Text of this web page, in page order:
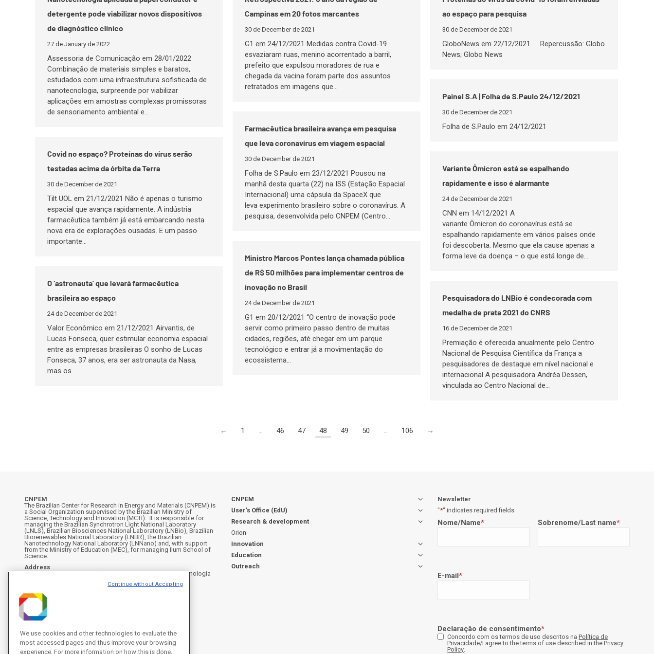
detergente pode viabilizar novos dispositivos
de diagnóstico clínico
27 de January de 2022
Assessoria de Comunicação em 28/01/2022
Combinação de materiais simples e baratos,
estudados com uma infraestrutura sofisticada de
nanotecnologia, surpreende por viabilizar
aplicações em amostras complexas promissoras
de sensoriamento ambiental e…
Campinas em 20 fotos marcantes
30 de December de 2021
G1 em 24/12/2021 Medidas contra Covid-19
esvaziaram ruas, menino acorrentado a barril,
prefeito que expulsou moradores de rua e
chegada da vacina foram parte dos assuntos
retratados em imagens que…
ao espaço para pesquisa
30 de December de 2021
GloboNews em 22/12/2021 Repercussão: Globo
News; Globo News
Painel S.A | Folha de S.Paulo 24/12/2021
30 de December de 2021
Folha de S.Paulo em 24/12/2021
Farmacêutica brasileira avança em pesquisa
que leva coronavírus em viagem espacial
30 de December de 2021
Folha de S.Paulo em 23/12/2021 Pousou na
manhã desta quarta (22) na ISS (Estação Espacial
Internacional) uma cápsula da SpaceX que
leva experimento brasileiro sobre o coronavírus. A
pesquisa, desenvolvida pelo CNPEM (Centro…
Covid no espaço? Proteínas do vírus serão
testadas acima da órbita da Terra
30 de December de 2021
Tilt UOL em 21/12/2021 Não é apenas o turismo
espacial que avança rapidamente. A indústria
farmacêutica também já está embarcando nesta
nova era de explorações ousadas. E um passo
importante…
Variante Ômicron está se espalhando
rapidamente e isso é alarmante
24 de December de 2021
CNN em 14/12/2021 A
variante Ômicron do coronavírus está se
espalhando rapidamente em vários países onde
foi descoberta. Mesmo que ela cause apenas a
forma leve da doença – o que está longe de…
Ministro Marcos Pontes lança chamada pública
de R$ 50 milhões para implementar centros de
inovação no Brasil
24 de December de 2021
G1 em 20/12/2021 “O centro de inovação pode
servir como primeiro passo dentro de muitas
cidades, regiões, até chegar em um parque
tecnológico e entrar já a movimentação do
ecossistema…
O ‘astronauta’ que levará farmacêutica
brasileira ao espaço
24 de December de 2021
Valor Econômico em 21/12/2021 Airvantis, de
Lucas Fonseca, quer estimular economia espacial
entre as empresas brasileiras O sonho de Lucas
Fonseca, 37 anos, era ser astronauta da Nasa,
mas os…
Pesquisadora do LNBio é condecorada com
medalha de prata 2021 do CNRS
16 de December de 2021
Premiação é oferecida anualmente pelo Centro
Nacional de Pesquisa Científica da França a
pesquisadores de destaque em nível nacional e
internacional A pesquisadora Andréa Dessen,
vinculada ao Centro Nacional de…
← 1 … 46 47 48 49 50 … 106 →
CNPEM
The Brazilian Center for Research in Energy and Materials (CNPEM) is
a Social Organization supervised by the Brazilian Ministry of
Science, Technology and Innovation (MCTI). It is responsible for
managing the Brazilian Synchrotron Light National Laboratory
(LNLS), Brazilian Biosciences National Laboratory (LNBio), Brazilian
Biorenewables National Laboratory (LNBR), the Brazilian
Nanotechnology National Laboratory (LNNano) and, with support
from the Ministry of Education (MEC), for managing Ilum School of
Science.
Address
Rua Giuseppe Máximo Scolfaro, 10.000 - Polo II de Alta Tecnologia
CEP 13083-100, Campinas - SP - Phone: +55 19 3512-1000
Instagram
X
CNPEM
User’s Office (EdU)
Research & development
Orion
Innovation
Education
Outreach
Newsletter
"*" indicates required fields
Nome/Name* Sobrenome/Last name*
E-mail*
Declaração de consentimento*
Concordo com os termos de uso descritos naPolítica de
Privacidade/I agree to the terms of use described in thePrivacy
Policy.
We use cookies and other technologies to evaluate the
most accessed pages and thus improve your browsing
experience. For more information on how this is done,
Continue without Accepting